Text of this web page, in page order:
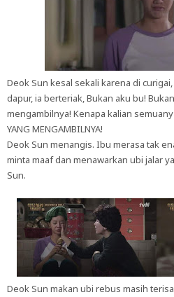
Deok Sun kesal sekali karena di
dapur, ia berteriak, Bukan aku bu!
mengambilnya! Kenapa kalian
YANG MENGAMBILNYA!
Deok Sun menangis. Ibu merasa tak
minta maaf dan menawarkan ubi jalar
Sun.
Deok Sun makan ubi rebus masih